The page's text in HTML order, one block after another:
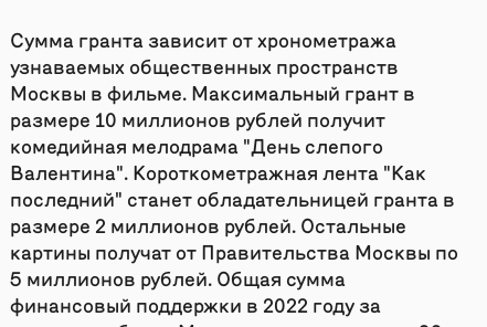
Сумма гранта зависит от хронометража
узнаваемых общественных пространств
Москвы в фильме. Максимальный грант в
размере 10 миллионов рублей получит
комедийная мелодрама "День слепого
Валентина". Короткометражная лента "Как
последний" станет обладательницей гранта в
размере 2 миллионов рублей. Остальные
картины получат от Правительства Москвы по
5 миллионов рублей. Общая сумма
финансовый поддержки в 2022 году за